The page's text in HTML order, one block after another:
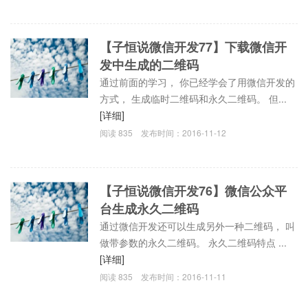
【子恒说微信开发77】下载微信开
发中生成的二维码
通过前面的学习， 你已经学会了用微信开发的
方式， 生成临时二维码和永久二维码。 但...
[详细]
阅读835 发布时间：2016-11-12
【子恒说微信开发76】微信公众平
台生成永久二维码
通过微信开发还可以生成另外一种二维码， 叫
做带参数的永久二维码。 永久二维码特点 ...
[详细]
阅读835 发布时间：2016-11-11